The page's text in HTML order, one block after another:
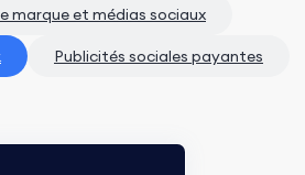
marque et médias sociaux
Publicités sociales payantes